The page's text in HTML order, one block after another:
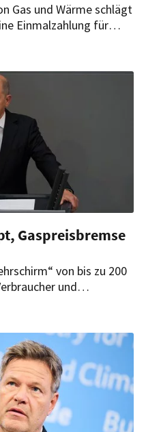
Gas und Wärme schlägt
Einmalzahlung für
Gaspreisbremse
von bis zu 200
und
Die umstrittene
nun doch nicht.